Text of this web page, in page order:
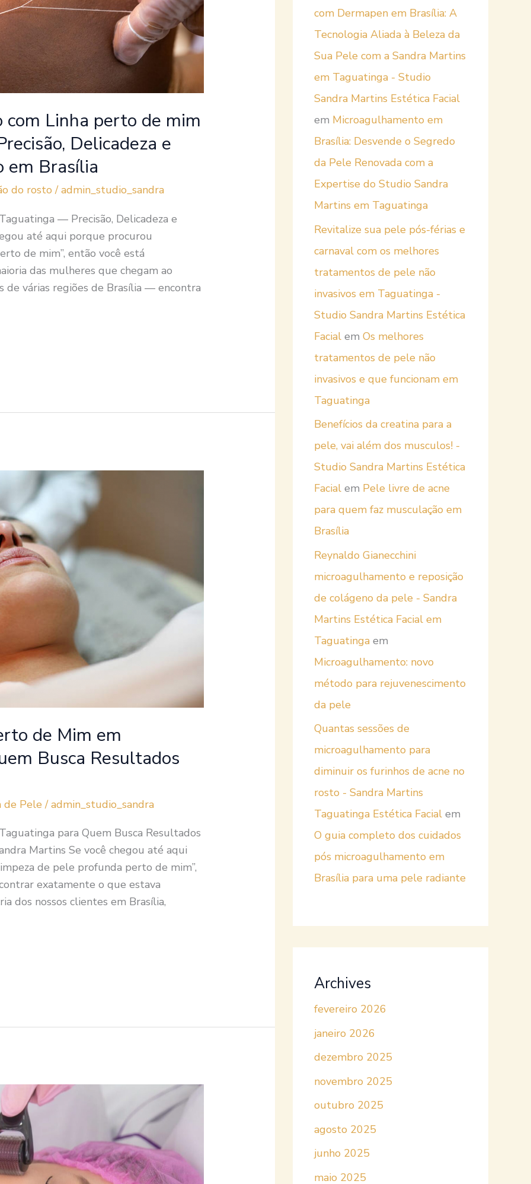
com Linha perto de mim
Delicadeza e
em Brasília
do rosto /admin_studio_sandra
— Precisão, Delicadeza e
até aqui porque procurou
de mim”, então você está
das mulheres que chegam ao
várias regiões de Brasília — encontra
de Mim em
Busca Resultados
de Pele /admin_studio_sandra
para Quem Busca Resultados
Martins Se você chegou até aqui
de pele profunda perto de mim”,
exatamente o que estava
dos nossos clientes em Brasília,
com Dermapen em Brasília: A
Tecnologia Aliada à Beleza da
Sua Pele com a Sandra Martins
em Taguatinga - Studio
Sandra Martins Estética Facial
em Microagulhamento em
Brasília: Desvende o Segredo
da Pele Renovada com a
Expertise do Studio Sandra
Martins em Taguatinga
Revitalize sua pele pós-férias e
carnaval com os melhores
tratamentos de pele não
invasivos em Taguatinga -
Studio Sandra Martins Estética
Facial em Os melhores
tratamentos de pele não
invasivos e que funcionam em
Taguatinga
Benefícios da creatina para a
pele, vai além dos musculos! -
Studio Sandra Martins Estética
Facial em Pele livre de acne
para quem faz musculação em
Brasília
Reynaldo Gianecchini
microagulhamento e reposição
de colágeno da pele - Sandra
Martins Estética Facial em
Taguatinga em
Microagulhamento: novo
método para rejuvenescimento
da pele
Quantas sessões de
microagulhamento para
diminuir os furinhos de acne no
rosto - Sandra Martins
Taguatinga Estética Facial em
O guia completo dos cuidados
pós microagulhamento em
Brasília para uma pele radiante
Archives
fevereiro 2026
janeiro 2026
dezembro 2025
novembro 2025
outubro 2025
agosto 2025
junho 2025
maio 2025